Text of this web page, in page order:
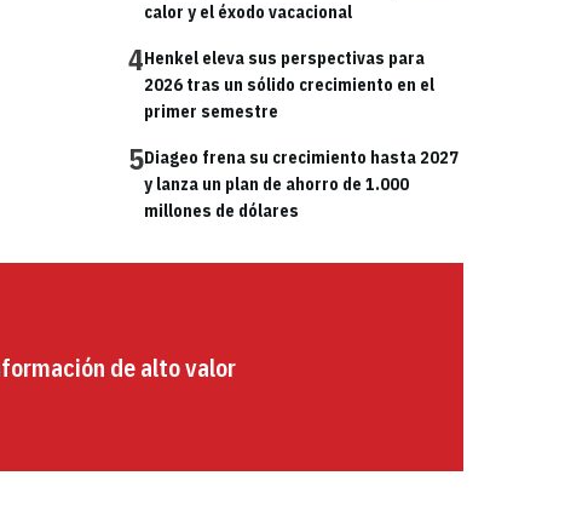
calor y el éxodo vacacional
4Henkel eleva sus perspectivas para
2026 tras un sólido crecimiento en el
primer semestre
5Diageo frena su crecimiento hasta 2027
y lanza un plan de ahorro de 1.000
millones de dólares
de alto valor